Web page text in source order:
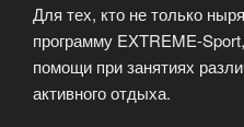
Для тех, кто не только
программу EXTREME-
помощи при занятиях
активного отдыха.